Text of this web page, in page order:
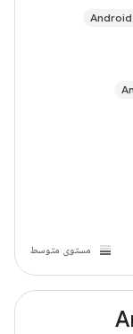
مستوى متوسط